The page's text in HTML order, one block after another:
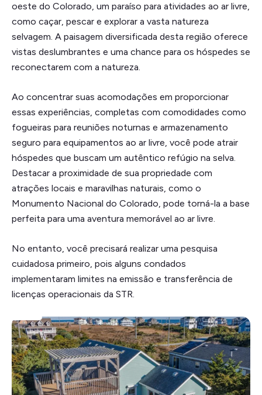
oeste do Colorado, um paraíso para atividades ao ar livre,
como caçar, pescar e explorar a vasta natureza
selvagem. A paisagem diversificada desta região oferece
vistas deslumbrantes e uma chance para os hóspedes se
reconectarem com a natureza.
Ao concentrar suas acomodações em proporcionar
essas experiências, completas com comodidades como
fogueiras para reuniões noturnas e armazenamento
seguro para equipamentos ao ar livre, você pode atrair
hóspedes que buscam um autêntico refúgio na selva.
Destacar a proximidade de sua propriedade com
atrações locais e maravilhas naturais, como o
Monumento Nacional do Colorado, pode torná-la a base
perfeita para uma aventura memorável ao ar livre.
No entanto, você precisará realizar uma pesquisa
cuidadosa primeiro, pois alguns condados
implementaram limites na emissão e transferência de
licenças operacionais da STR.